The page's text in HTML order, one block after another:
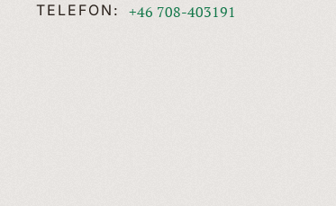
TELEFON: +46 708-403191